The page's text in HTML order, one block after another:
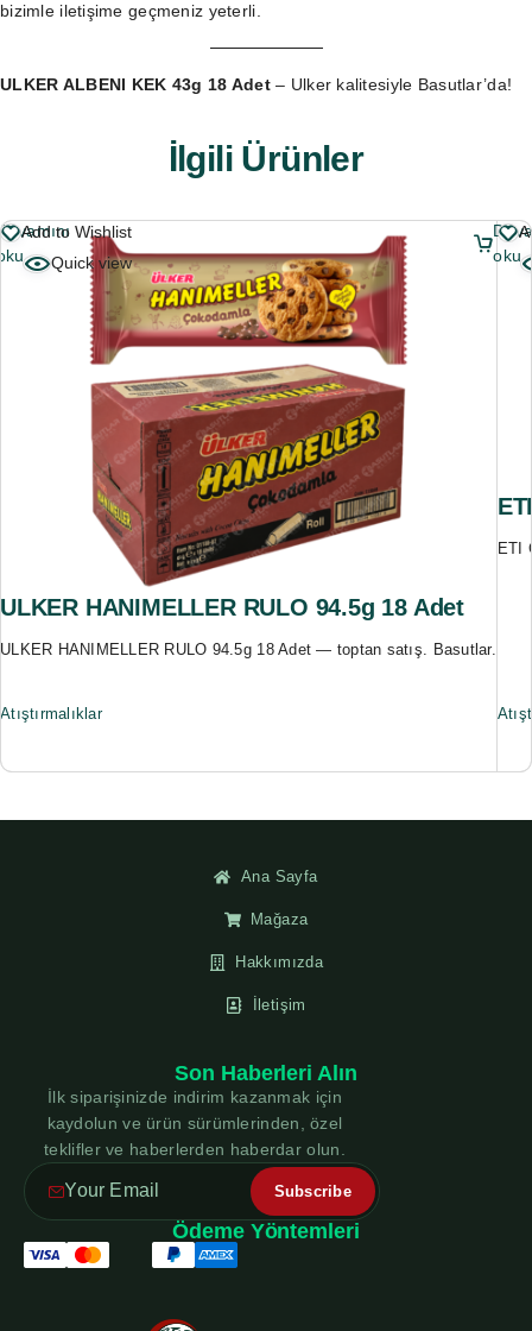
bizimle iletişime geçmeniz yeterli.
ULKER ALBENI KEK 43g 18 Adet– Ulker kalitesiyle Basutlar’da!
İlgili Ürünler
Add to Wishlist
Quick view
ULKER HANIMELLER RULO 94.5g 18 Adet
ULKER HANIMELLER RULO 94.5g 18 Adet — toptan satış. Basutlar.
Atıştırmalıklar
ETI
oku
Ana Sayfa
Mağaza
Hakkımızda
İletişim
Son Haberleri Alın
İlk siparişinizde indirim kazanmak için
kaydolun ve ürün sürümlerinden, özel
teklifler ve haberlerden haberdar olun.
Ödeme Yöntemleri